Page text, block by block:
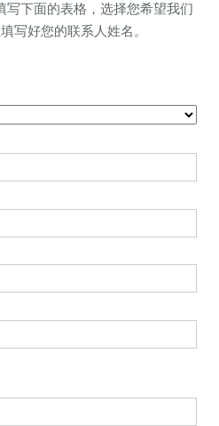
写下面的表格，选择您希望我们
写好您的联系人姓名。